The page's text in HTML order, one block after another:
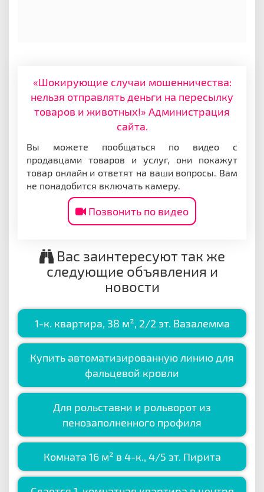
«Шокирующие случаи мошенничества:
нельзя отправлять деньги на пересылку
товаров и животных!» Администрация
сайта.
Вы можете пообщаться по видео с
продавцами товаров и услуг, они покажут
товар онлайн и ответят на ваши вопросы. Вам
не понадобится включать камеру.
Позвонить по видео
Вас заинтересуют так же
следующие объявления и
новости
1-к. квартира, 38 м², 2/2 эт. Вазалемма
Купить автоматизированную линию для
фальцевой кровли
Для рольставни и рольворот из
пенозаполненного профиля
Комната 16 м² в 4-к., 4/5 эт. Пирита